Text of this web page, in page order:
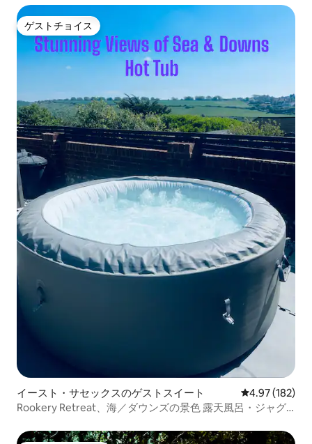
ゲストチョイス
ゲストチョイス
イースト・サセックスのゲストスイート レビュー182
4.97 (182)
Rookery Retreat、海／ダウンズの景色 露天風呂・ジャグ